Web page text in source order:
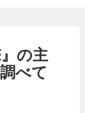
の主
べて